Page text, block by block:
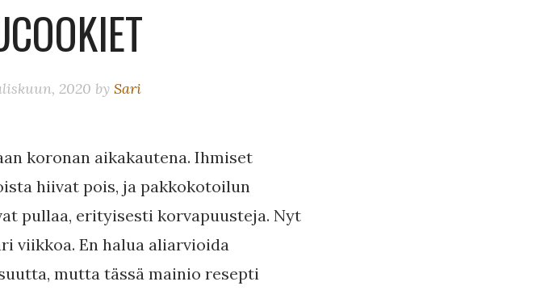
2020 by Sari
koronan aikakautena. Ihmiset
hiivat pois, ja pakkokotoilun
pullaa, erityisesti korvapuusteja. Nyt
viikkoa. En halua aliarvioida
mutta tässä mainio resepti